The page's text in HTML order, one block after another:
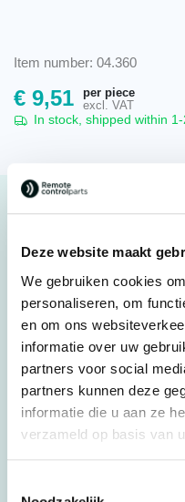
Deze website maakt
We gebruiken cookies
personaliseren, om
en om ons
informatie over uw
partners voor social
partners kunnen deze
informatie die u aan ze
verzameld op basis van
Item number: 04.360
€ 9,51
per piece
excl. VAT
In stock, shipped within
Description
Available as a set (2
Suitable for: Hetronic®
Original spare part:
For transmitter: Hetronic®